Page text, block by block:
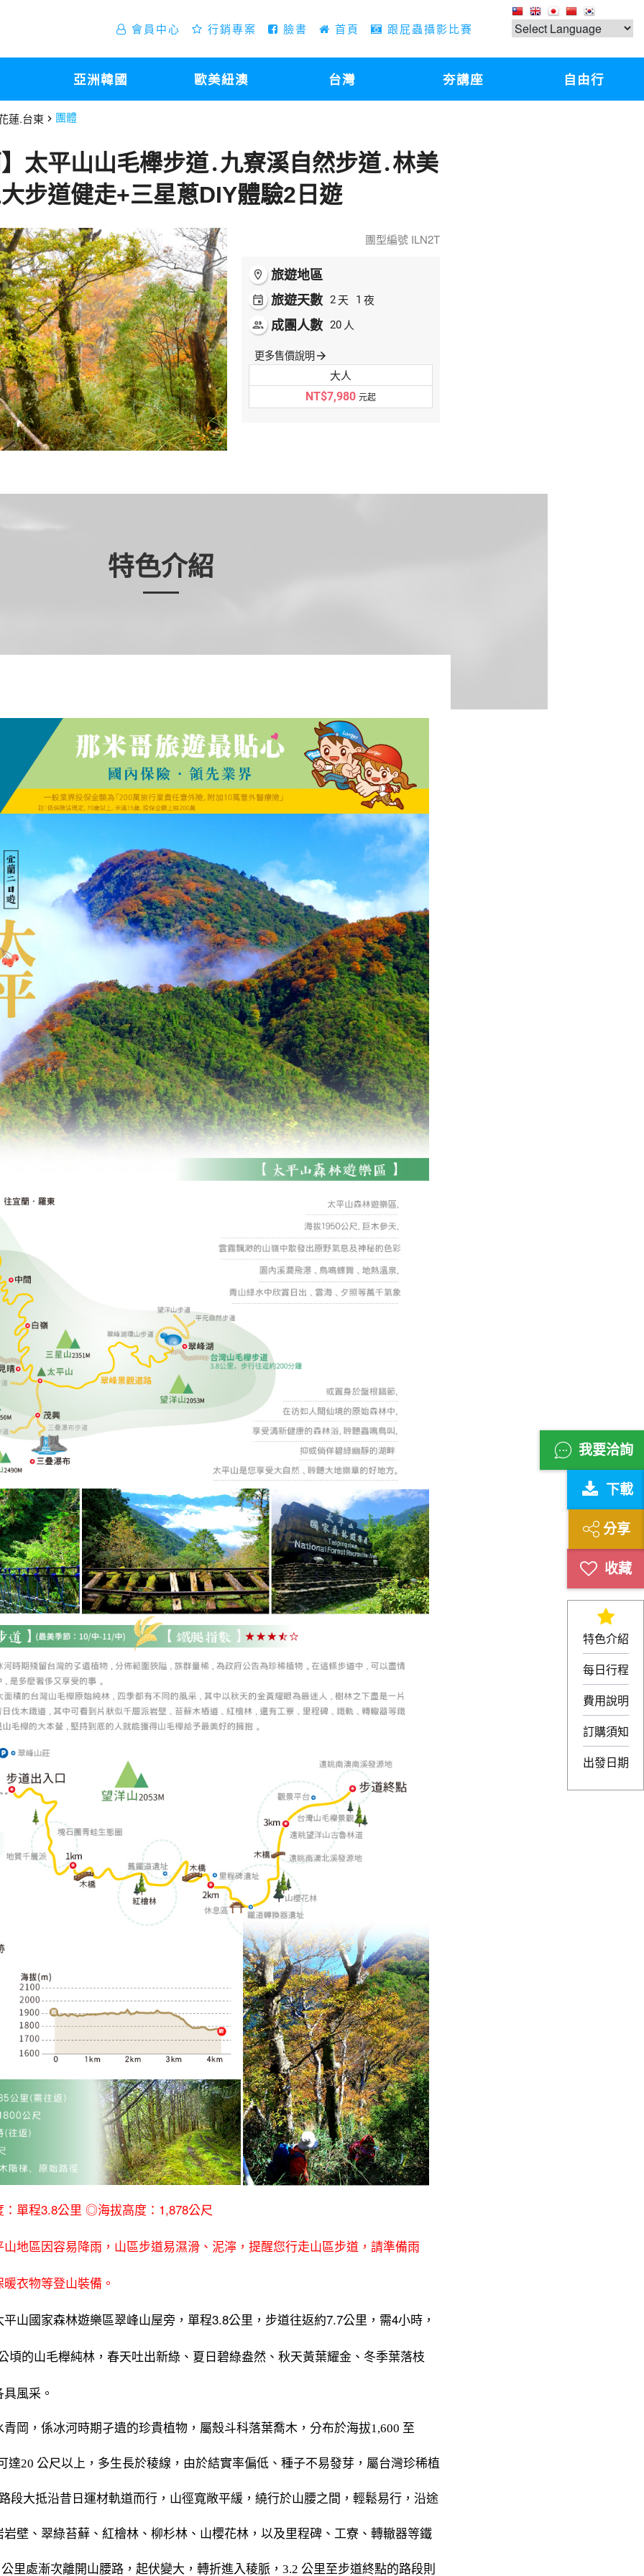
會員中心 行銷專案 臉書 首頁 跟屁蟲攝影比賽
亞洲韓國 歐美紐澳 台灣 夯講座 自由行
我要洽詢
下載
分享
特色介紹
出發日期
每日行程
費用說明
訂購須知
蓮.台東 團體
太平山山毛櫸步道․九寮溪自然步道․林美
步道健走+三星蔥DIY體驗2日遊
團型編號 ILN2T
room 旅遊地區
event 旅遊天數 2 天 1 夜
people 成團人數 20 人
更多售價說明arrow_forward
大人
NT$7,980 元起
特色介紹
單程3.8公里 ◎海拔高度：1,878公尺
地區因容易降雨，山區步道易濕滑、泥濘，提醒您行走山區步道，請準備雨
衣物等登山裝備。
山國家森林遊樂區翠峰山屋旁，單程3.8公里，步道往返約7.7公里，需4小時，
頃的山毛櫸純林，春天吐出新綠、夏日碧綠盎然、秋天黃葉耀金、冬季葉落枝
風采。
岡，係冰河時期孑遺的珍貴植物，屬殼斗科落葉喬木，分布於海拔1,600 至
達20 公尺以上，多生長於稜線，由於結實率偏低、種子不易發芽，屬台灣珍稀植
段大抵沿昔日運材軌道而行，山徑寬敞平緩，繞行於山腰之間，輕鬆易行，沿途
壁、翠綠苔蘚、紅檜林、柳杉林、山櫻花林，以及里程碑、工寮、轉轍器等鐵
里處漸次離開山腰路，起伏變大，轉折進入稜脈，3.2 公里至步道終點的路段則